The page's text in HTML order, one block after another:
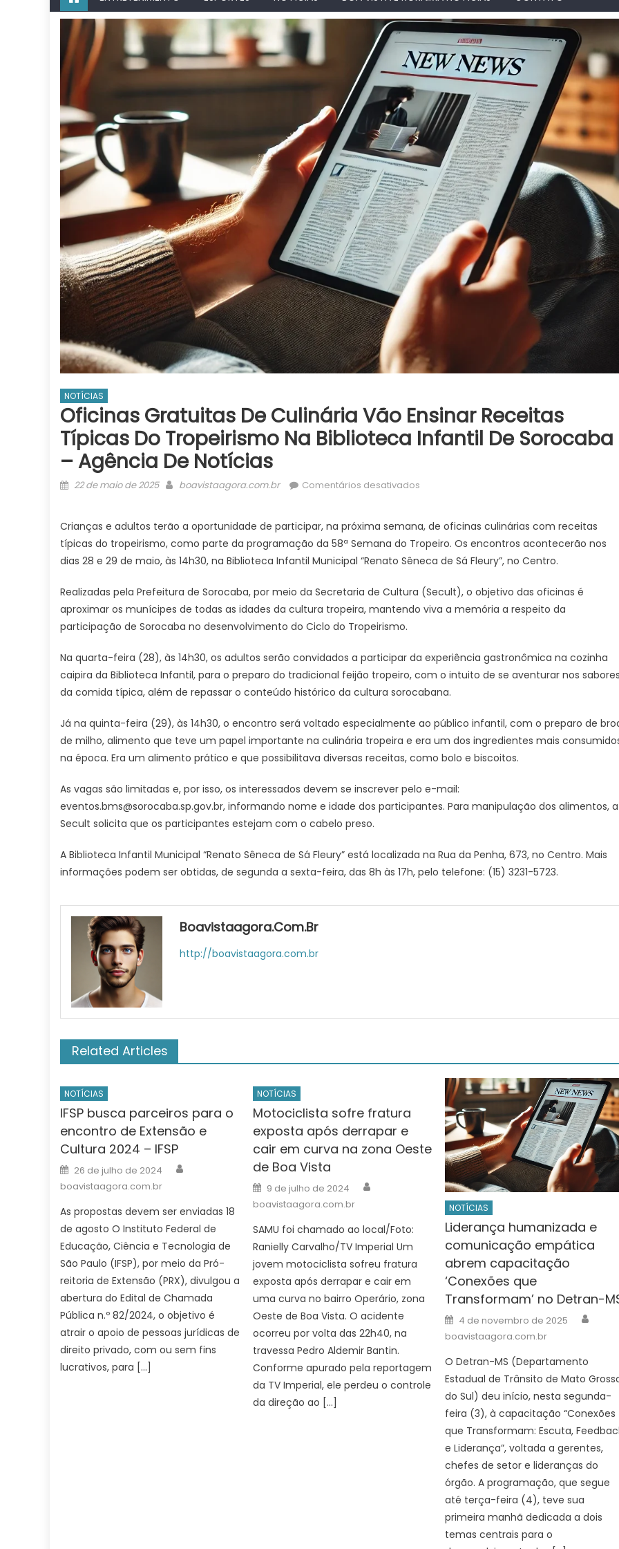
NOTÍCIAS
Oficinas Gratuitas De Culinária Vão Ensinar Receitas
Típicas Do Tropeirismo Na Biblioteca Infantil De Sorocaba
– Agência De Notícias
Posted
22 de maio de 2025 Author
boavistaagora.com.br Comentários desativados
de
culinária
vão
receitas
típicas
na
Biblioteca
Infantil
Sorocaba
–
Agência
Notícias
Crianças e adultos terão a oportunidade de participar, na próxima semana, de oficinas culinárias com receitas
típicas do tropeirismo, como parte da programação da 58ª Semana do Tropeiro. Os encontros acontecerão nos
dias 28 e 29 de maio, às 14h30, na Biblioteca Infantil Municipal “Renato Sêneca de Sá Fleury”, no Centro.
Realizadas pela Prefeitura de Sorocaba, por meio da Secretaria de Cultura (Secult), o objetivo das oficinas é
aproximar os munícipes de todas as idades da cultura tropeira, mantendo viva a memória a respeito da
participação de Sorocaba no desenvolvimento do Ciclo do Tropeirismo.
Na quarta-feira (28), às 14h30, os adultos serão convidados a participar da experiência gastronômica na cozinha
caipira da Biblioteca Infantil, para o preparo do tradicional feijão tropeiro, com o intuito de se aventurar nos sabores
da comida típica, além de repassar o conteúdo histórico da cultura sorocabana.
Já na quinta-feira (29), às 14h30, o encontro será voltado especialmente ao público infantil, com o preparo de
de milho, alimento que teve um papel importante na culinária tropeira e era um dos ingredientes mais
na época. Era um alimento prático e que possibilitava diversas receitas, como bolo e biscoitos.
As vagas são limitadas e, por isso, os interessados devem se inscrever pelo e-mail:
eventos.bms@sorocaba.sp.gov.br, informando nome e idade dos participantes. Para manipulação dos alimentos, a
Secult solicita que os participantes estejam com o cabelo preso.
A Biblioteca Infantil Municipal “Renato Sêneca de Sá Fleury” está localizada na Rua da Penha, 673, no Centro. Mais
informações podem ser obtidas, de segunda a sexta-feira, das 8h às 17h, pelo telefone: (15) 3231-5723.
Boavistaagora.com.br
http://boavistaagora.com.br
Related Articles
NOTÍCIAS
IFSP busca parceiros para o
encontro de Extensão e
Cultura 2024 – IFSP
Posted
on
26 de julho de 2024
boavistaagora.com.br
As propostas devem ser enviadas 18
de agosto O Instituto Federal de
Educação, Ciência e Tecnologia de
São Paulo (IFSP), por meio da Pró-
reitoria de Extensão (PRX), divulgou a
abertura do Edital de Chamada
Pública n.º 82/2024, o objetivo é
atrair o apoio de pessoas jurídicas de
direito privado, com ou sem fins
lucrativos, para […]
NOTÍCIAS
Motociclista sofre fratura
exposta após derrapar e
cair em curva na zona Oeste
de Boa Vista
Posted
on
9 de julho de 2024
boavistaagora.com.br
SAMU foi chamado ao local/Foto:
Ranielly Carvalho/TV Imperial Um
jovem motociclista sofreu fratura
exposta após derrapar e cair em
uma curva no bairro Operário, zona
Oeste de Boa Vista. O acidente
ocorreu por volta das 22h40, na
travessa Pedro Aldemir Bantin.
Conforme apurado pela reportagem
da TV Imperial, ele perdeu o controle
da direção ao […]
NOTÍCIAS
Liderança humanizada e
comunicação empática
abrem capacitação
‘Conexões que
Transformam’ no Detran-
Posted
on
4 de novembro de 2025
boavistaagora.com.br
O Detran-MS (Departamento
Estadual de Trânsito de Mato
do Sul) deu início, nesta segunda-
feira (3), à capacitação “Conexões
que Transformam: Escuta,
e Liderança”, voltada a gerentes,
chefes de setor e lideranças do
órgão. A programação, que segue
até terça-feira (4), teve sua
primeira manhã dedicada a dois
temas centrais para o